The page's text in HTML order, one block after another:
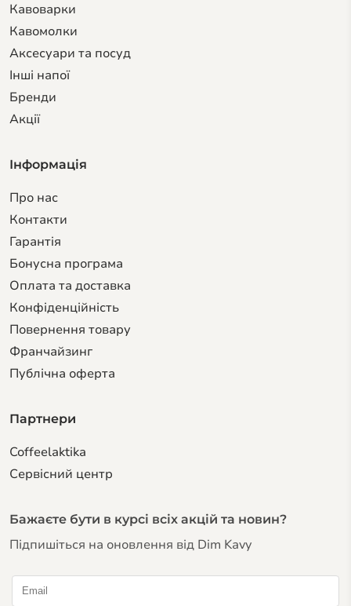
Кавоварки
Кавомолки
Аксесуари та посуд
Інші напої
Бренди
Акції
Інформація
Про нас
Контакти
Гарантiя
Бонусна програма
Оплата та доставка
Конфіденційність
Повернення товару
Франчайзинг
Публічна оферта
Партнери
Coffeelaktika
Сервiсний центр
Бажаєте бути в курсі всіх акцій та новин?
Підпишіться на оновлення від Dim Kavy